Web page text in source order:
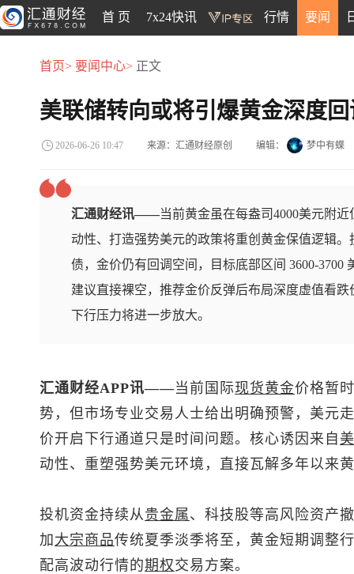
首 页 7x24快讯 行情 要闻
首页> 要闻中心> 正文
美联储转向或将引爆黄金深度
2026-06-26 10:47 来源：汇通财经原创 编辑： 梦中有蝶
汇通财经讯——当前黄金虽在每盎司4000美元附
动性、打造强势美元的政策将重创黄金保值逻辑
债，金价仍有回调空间，目标底部区间 3600-3700
建议直接裸空，推荐金价反弹后布局深度虚值看
下行压力将进一步放大。
汇通财经APP讯——当前国际现货黄金价格暂
势，但市场专业交易人士给出明确预警，美元
价开启下行通道只是时间问题。核心诱因来自
动性、重塑强势美元环境，直接瓦解多年以来
投机资金持续从贵金属、科技股等高风险资产
加 大宗商品传统夏季淡季将至，黄金短期调整
配高波动行情的期权交易方案。